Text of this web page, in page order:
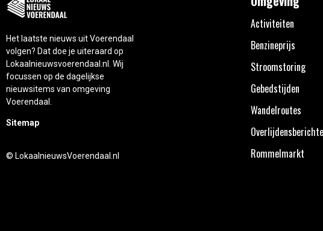
Het laatste nieuws uit Voerendaal
volgen? Dat doe je uiteraard op
Lokaalnieuwsvoerendaal.nl. Wij
focussen op de dagelijkse
nieuwsitems van omgeving
Voerendaal.
Sitemap
© LokaalnieuwsVoerendaal.nl
Activiteiten
Benzineprijs
Stroomstoring
Gebedstijden
Wandelroutes
Rommelmarkt